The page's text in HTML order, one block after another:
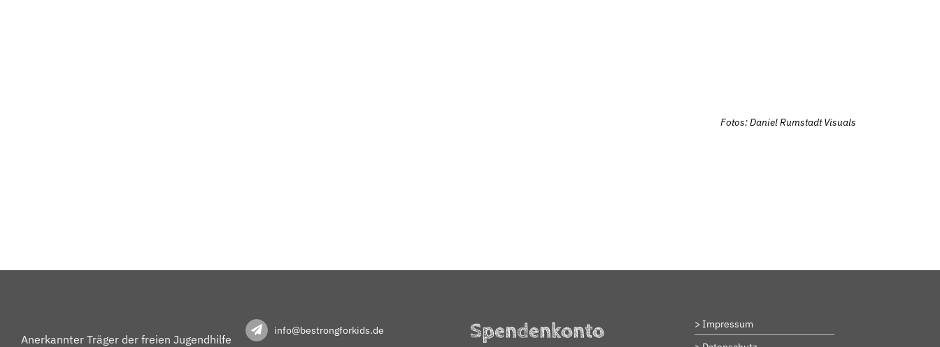
Fotos: Daniel Rumstadt Visuals
Anerkannter Träger der freien Jugendhilfe
info@bestrongforkids.de Spendenkonto
> Impressum